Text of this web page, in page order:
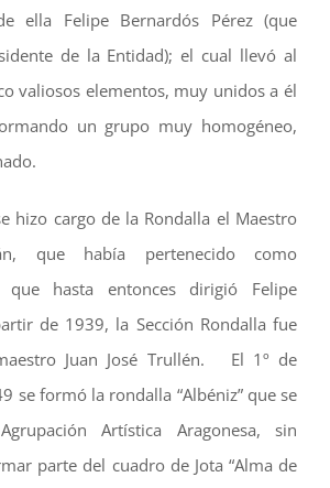
ella Felipe Bernardós Pérez (que
de la Entidad); el cual llevó al
valiosos elementos, muy unidos a él
un grupo muy homogéneo,
hizo cargo de la Rondalla el Maestro
que había pertenecido como
hasta entonces dirigió Felipe
de 1939, la Sección Rondalla fue
Juan José Trullén. El 1º de
se formó la rondalla “Albéniz” que se
Artística Aragonesa, sin
parte del cuadro de Jota “Alma de